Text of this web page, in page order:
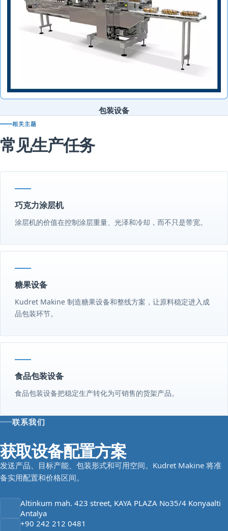
包装设备
相关主题
常见生产任务
巧克力涂层机
涂层机的价值在控制涂层重量、光泽和冷却，而不只是带宽。
糖果设备
Kudret Makine 制造糖果设备和整线方案，让原料稳定进入成
品包装环节。
食品包装设备
食品包装设备把稳定生产转化为可销售的货架产品。
联系我们
获取设备配置方案
发送产品、目标产能、包装形式和可用空间。Kudret Makine 将准
备实用配置和价格区间。
Altinkum mah. 423 street, KAYA PLAZA No35/4 Konyaalti
Antalya
+90 242 212 0481